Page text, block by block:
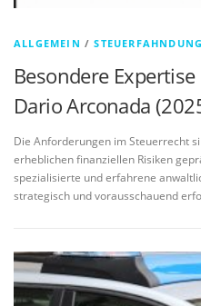
ALLGEMEIN /STEUERFAHNDUNG
Besondere
Dario Arconada
Die Anforderungen im Steuerrecht
erheblichen finanziellen Risiken
spezialisierte und erfahrene
strategisch und vorausschauend